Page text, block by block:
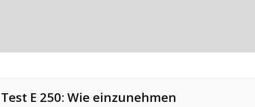
Test E 250: Wie einzunehmen